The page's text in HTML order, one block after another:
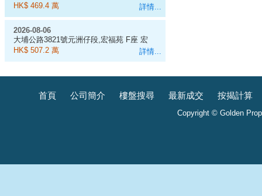
詳情...
昌閣 9樓 4室, 538呎
HK$ 469.4 萬
詳情...
2026-08-06
大埔公路3821號元洲仔段,宏福苑 F座 宏
昌閣 11樓 1室, 583呎
HK$ 507.2 萬
首頁 公司簡介 樓盤搜尋 最新成交 按揭計算
Copyright © Golden